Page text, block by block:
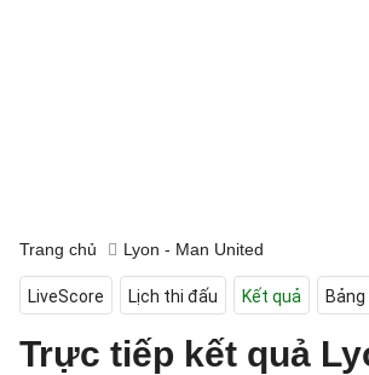
Trang chủ Lyon - Man United
LiveScore Lịch thi đấu Kết quả
Trực tiếp kết quả